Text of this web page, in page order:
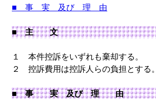
■ 事 実 及び 理 由
■ 主 文
１ 本件控訴をいずれも棄却する。
２ 控訴費用は控訴人らの負担とする。
■ 事 実 及び 理 由